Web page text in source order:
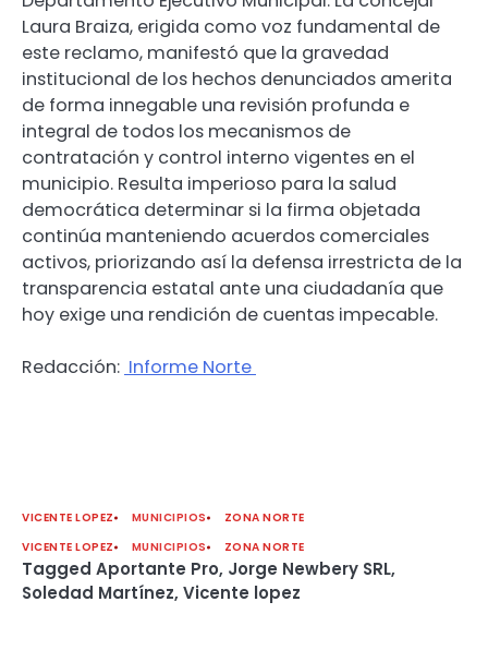
Laura Braiza, erigida como voz fundamental de
este reclamo, manifestó que la gravedad
institucional de los hechos denunciados amerita
de forma innegable una revisión profunda e
integral de todos los mecanismos de
contratación y control interno vigentes en el
municipio. Resulta imperioso para la salud
democrática determinar si la firma objetada
continúa manteniendo acuerdos comerciales
activos, priorizando así la defensa irrestricta de la
transparencia estatal ante una ciudadanía que
hoy exige una rendición de cuentas impecable.
Redacción: Informe Norte
VICENTE LOPEZ MUNICIPIOS
ZONA NORTE
VICENTE LOPEZ
MUNICIPIOS ZONA NORTE
Tagged Aportante Pro, Jorge Newbery SRL,
Soledad Martínez, Vicente lopez